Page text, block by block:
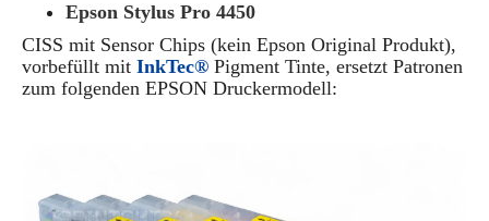
Epson Stylus Pro 4450
CISS mit Sensor Chips (kein Epson Original Produkt),
vorbefüllt mit InkTec® Pigment Tinte, ersetzt Patronen
zum folgenden EPSON Druckermodell: